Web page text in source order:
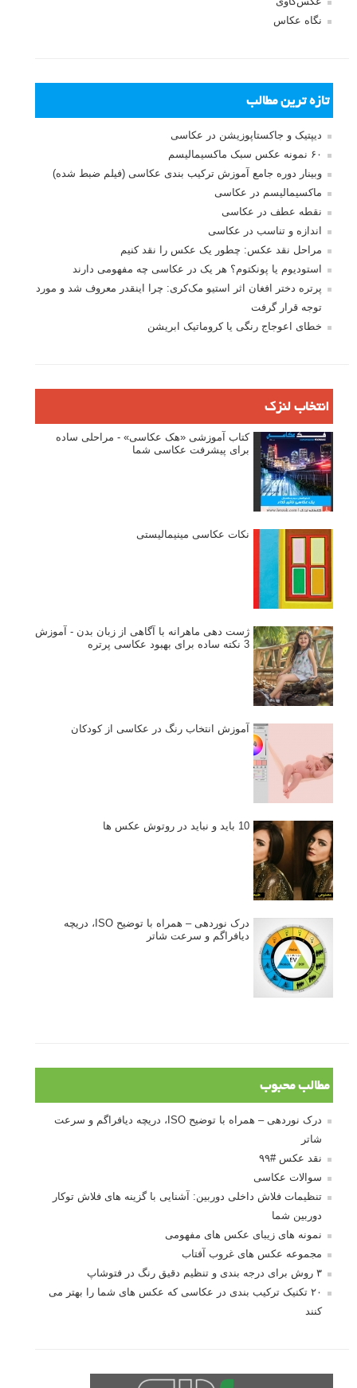
نگاه عکاس
تازه ترین مطالب
دیپتیک و جاکستا‌پوزیشن در عکاسی
۶۰ نمونه عکس سبک ماکسیمالیسم
وبینار دوره جامع آموزش ترکیب بندی عکاسی (فیلم ضبط شده)
ماکسیمالیسم در عکاسی
نقطه عطف در عکاسی
اندازه و تناسب در عکاسی
مراحل نقد عکس: چطور یک عکس را نقد کنیم
استودیوم یا پونکتوم؟ هر یک در عکاسی چه مفهومی دارند
پرتره دختر افغان اثر استیو مک‌کری: چرا اینقدر معروف شد و مورد
توجه قرار گرفت
خطای اعوجاج رنگی یا کروماتیک ابریشن
انتخاب لنزک
کتاب آموزشی «هک عکاسی» - مراحلی ساده
برای پیشرفت عکاسی شما
نکات عکاسی مینیمالیستی
ژست دهی ماهرانه با آگاهی از زبان بدن - آموزش
3 نکته ساده برای بهبود عکاسی پرتره
آموزش انتخاب رنگ در عکاسی از کودکان
10 باید و نباید در روتوش عکس ها
درک نوردهی – همراه با توضیح ISO، دریچه
دیافراگم و سرعت شاتر
مطالب محبوب
درک نوردهی – همراه با توضیح ISO، دریچه دیافراگم و سرعت
شاتر
نقد عکس #۹۹
سوالات عکاسی
تنظیمات فلاش داخلی دوربین: آشنایی با گزینه های فلاش توکار
دوربین شما
نمونه های زیبای عکس های مفهومی
مجموعه عکس های غروب آفتاب
۳ روش برای درجه بندی و تنظیم دقیق رنگ در فتوشاپ
۲۰ تکنیک ترکیب بندی در عکاسی که عکس های شما را بهتر می
کنند